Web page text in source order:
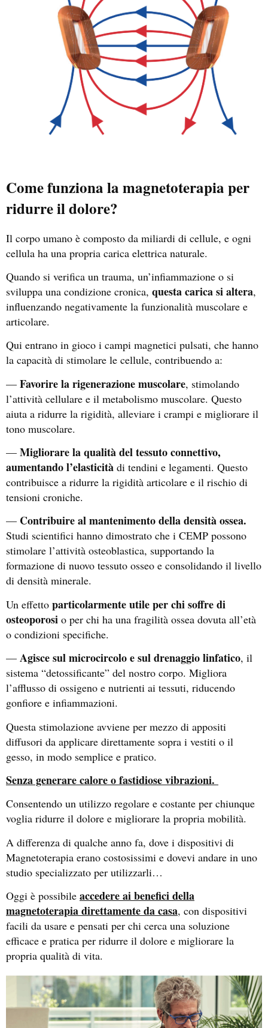
Come funziona la magnetoterapia per
ridurre il dolore?
Il corpo umano è composto da miliardi di cellule, e ogni
cellula ha una propria carica elettrica naturale.
Quando si verifica un trauma, un’infiammazione o si
sviluppa una condizione cronica, questa carica si altera,
influenzando negativamente la funzionalità muscolare e
articolare.
Qui entrano in gioco i campi magnetici pulsati, che hanno
la capacità di stimolare le cellule, contribuendo a:
— Favorire la rigenerazione muscolare, stimolando
l’attività cellulare e il metabolismo muscolare. Questo
aiuta a ridurre la rigidità, alleviare i crampi e migliorare il
tono muscolare.
— Migliorarela qualità del tessuto connettivo,
aumentando l’elasticità di tendini e legamenti. Questo
contribuisce a ridurre la rigidità articolare e il rischio di
tensioni croniche.
— Contribuire al mantenimento della densità ossea.
Studi scientifici hanno dimostrato che i CEMP possono
stimolare l’attività osteoblastica, supportando la
formazione di nuovo tessuto osseo e consolidando il livello
di densità minerale.
Un effetto particolarmente utile per chi soffre di
osteoporosi o per chi ha una fragilità ossea dovuta all’età
o condizioni specifiche.
— Agisce sul microcircolo e sul drenaggio linfatico, il
sistema “detossificante” del nostro corpo. Migliora
l’afflusso di ossigeno e nutrienti ai tessuti, riducendo
gonfiore e infiammazioni.
Questa stimolazione avviene per mezzo di appositi
diffusori da applicare direttamente sopra i vestiti o il
gesso, in modo semplice e pratico.
Senza generare calore o fastidiose vibrazioni.
Consentendo un utilizzo regolare e costante per chiunque
voglia ridurre il dolore e migliorare la propria mobilità.
A differenza di qualche anno fa, dove i dispositivi di
Magnetoterapia erano costosissimi e dovevi andare in uno
studio specializzato per utilizzarli…
Oggi è possibile accedere ai benefici della
magnetoterapia direttamente da casa, con dispositivi
facili da usare e pensati per chi cerca una soluzione
efficace e pratica per ridurre il dolore e migliorare la
propria qualità di vita.